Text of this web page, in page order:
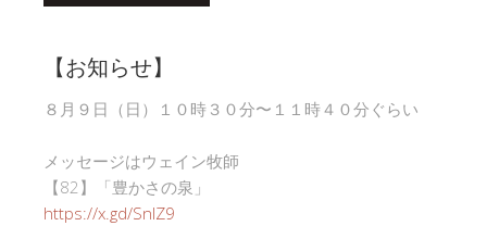
【お知らせ】
８月９日（日）１０時３０分〜１１時４０分ぐらい
メッセージはウェイン牧師
【82】「豊かさの泉」
https://x.gd/SnlZ9